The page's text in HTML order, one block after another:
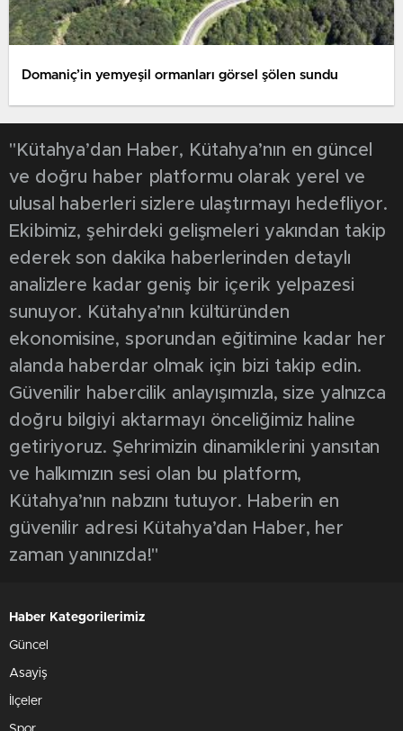
Domaniç’in yemyeşil ormanları görsel şölen sundu
"Kütahya’dan Haber, Kütahya’nın en güncel
ve doğru haber platformu olarak yerel ve
ulusal haberleri sizlere ulaştırmayı hedefliyor.
Ekibimiz, şehirdeki gelişmeleri yakından takip
ederek son dakika haberlerinden detaylı
analizlere kadar geniş bir içerik yelpazesi
sunuyor. Kütahya’nın kültüründen
ekonomisine, sporundan eğitimine kadar her
alanda haberdar olmak için bizi takip edin.
Güvenilir habercilik anlayışımızla, size yalnızca
doğru bilgiyi aktarmayı önceliğimiz haline
getiriyoruz. Şehrimizin dinamiklerini yansıtan
ve halkımızın sesi olan bu platform,
Kütahya’nın nabzını tutuyor. Haberin en
güvenilir adresi Kütahya’dan Haber, her
zaman yanınızda!"
Haber Kategorilerimiz
Güncel
Asayiş
İlçeler